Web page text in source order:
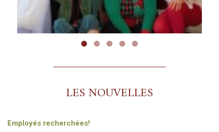
LES NOUVELLES
Employés recherchées!